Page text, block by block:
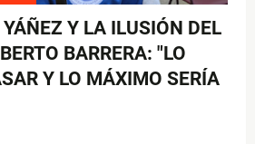
Y LA ILUSIÓN DEL
BARRERA: "LO
Y LO MÁXIMO SERÍA